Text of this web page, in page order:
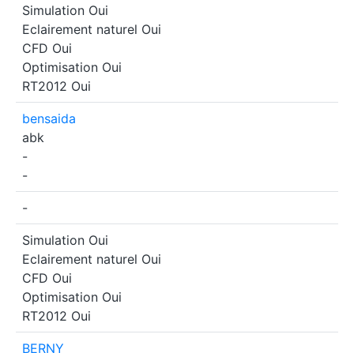
Simulation Oui
Eclairement naturel Oui
CFD Oui
Optimisation Oui
RT2012 Oui
bensaida
abk
-
-
-
Simulation Oui
Eclairement naturel Oui
CFD Oui
Optimisation Oui
RT2012 Oui
BERNY